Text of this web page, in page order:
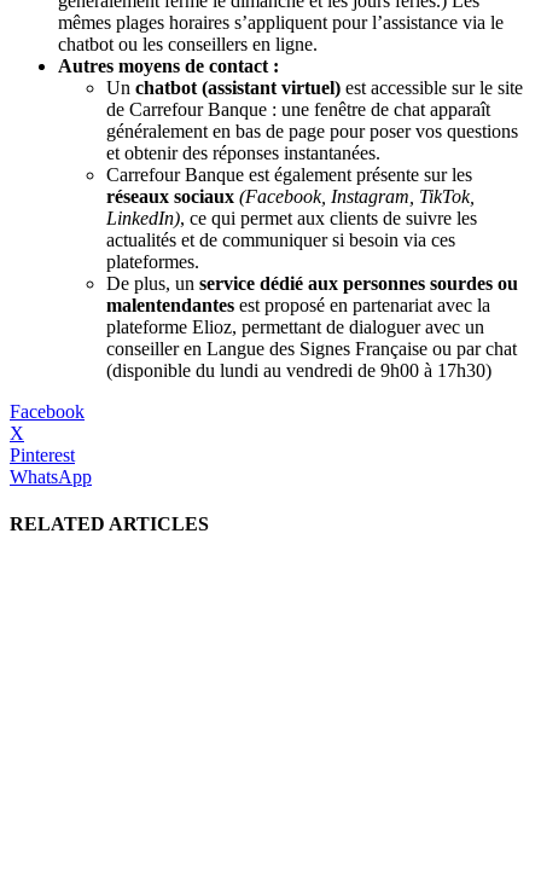
mêmes plages horaires s’appliquent pour l’assistance via le
chatbot ou les conseillers en ligne.
Autres moyens de contact :
Un chatbot (assistant virtuel) est accessible sur le site
de Carrefour Banque : une fenêtre de chat apparaît
généralement en bas de page pour poser vos questions
et obtenir des réponses instantanées​.
Carrefour Banque est également présente sur les
réseaux sociaux (Facebook, Instagram, TikTok,
LinkedIn), ce qui permet aux clients de suivre les
actualités et de communiquer si besoin via ces
plateformes​.
De plus, un service dédié aux personnes sourdes ou
malentendantes est proposé en partenariat avec la
plateforme Elioz, permettant de dialoguer avec un
conseiller en Langue des Signes Française ou par chat
(disponible du lundi au vendredi de 9h00 à 17h30)​
Facebook
X
Pinterest
WhatsApp
RELATED ARTICLES